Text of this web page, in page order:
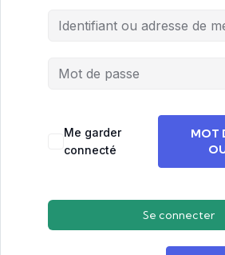
Me garder
connecté
MOT
Se connecter